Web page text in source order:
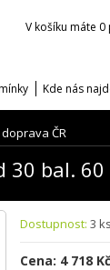
V košíku máte
Kde nás
ČR
bal. 60
Dostupnost: 3 ks
Cena: 4 718 Kč